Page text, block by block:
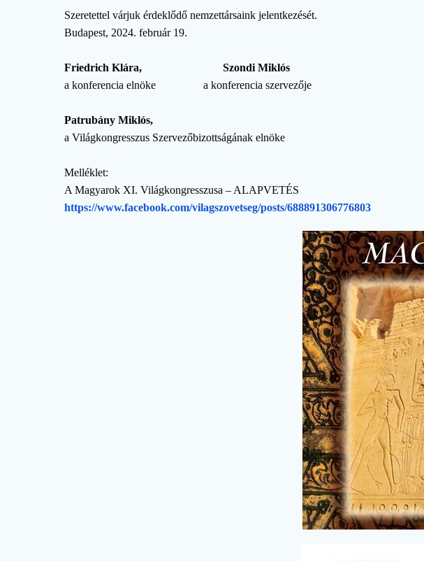
Szeretettel várjuk érdeklődő nemzettársaink jelentkezését.
Budapest, 2024. február 19.
Friedrich Klára, Szondi Miklós
a konferencia elnöke a konferencia szervezője
Patrubány Miklós,
a Világkongresszus Szervezőbizottságának elnöke
Melléklet:
A Magyarok XI. Világkongresszusa – ALAPVETÉS
https://www.facebook.com/vilagszovetseg/posts/688891306776803